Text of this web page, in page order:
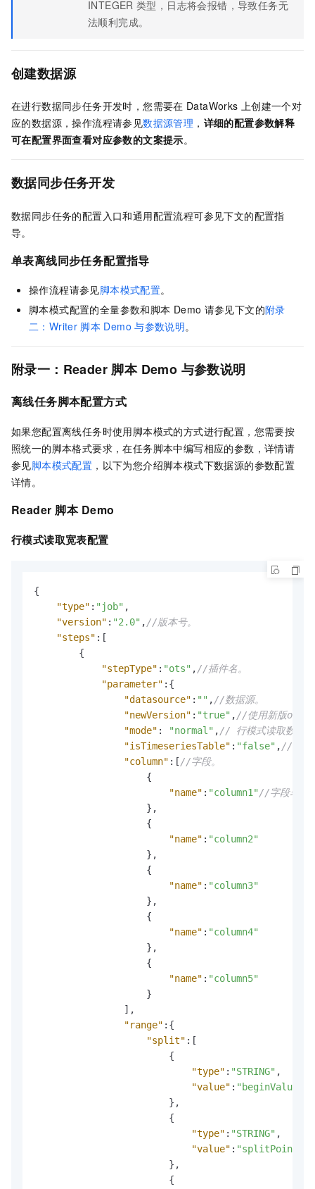
INTEGER 类型，日志将会报错，导致任务无
法顺利完成。
创建数据源
在进行数据同步任务开发时，您需要在 DataWorks 上创建一个对
应的数据源，操作流程请参见数据源管理 ， 详细的配置参数解释
可在配置界面查看对应参数的文案提示。
数据同步任务开发
数据同步任务的配置入口和通用配置流程可参见下文的配置指
导。
单表离线同步任务配置指导
操作流程请参见脚本模式配置。
脚本模式配置的全量参数和脚本 Demo 请参见下文的附录
二：Writer 脚本 Demo 与参数说明。
附录一：Reader 脚本 Demo 与参数说明
离线任务脚本配置方式
如果您配置离线任务时使用脚本模式的方式进行配置，您需要按
照统一的脚本格式要求，在任务脚本中编写相应的参数，详情请
参见脚本模式配置 ，以下为您介绍脚本模式下数据源的参数配置
详情。
Reader 脚本 Demo
行模式读取宽表配置
{
"type" : "job" ,
"version" : "2.0" , //版本号。
"steps" : [
{
"stepType" : "ots" , //插件名。
"parameter" : {
"datasource" : "" , //数据源。
"newVersion" : "true" , //使用新版
"mode" : "normal" , // 行模式读取数据
"isTimeseriesTable" : "false" , // 配置
"column" : [ //字段。
{
"name" : "column1" //字段名。
} ,
{
"name" : "column2"
} ,
{
"name" : "column3"
} ,
{
"name" : "column4"
} ,
{
"name" : "column5"
}
] ,
"range" : {
"split" : [
{
"type" : "STRING" ,
"value" : "beginValue"
} ,
{
"type" : "STRING" ,
"value" : "splitPoint1"
} ,
{